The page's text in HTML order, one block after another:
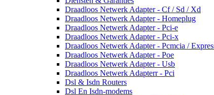
Draadloos Netwerk Adapter - Cf / Sd / Xd
Draadloos Netwerk Adapter - Homeplug
Draadloos Netwerk Adapter - Pci-e
Draadloos Netwerk Adapter - Pci-x
Draadloos Netwerk Adapter - Pcmcia /
Draadloos Netwerk Adapter - Poe
Draadloos Netwerk Adapter - Usb
Draadloos Netwerk Adapterr - Pci
Dsl & Isdn Routers
Dsl En Isdn-modems